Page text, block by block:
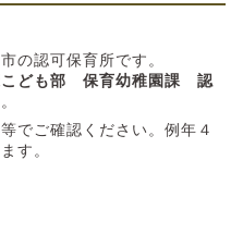
の認可保育所です。
こども部 保育幼稚園課 認
でご確認ください。例年４
す。